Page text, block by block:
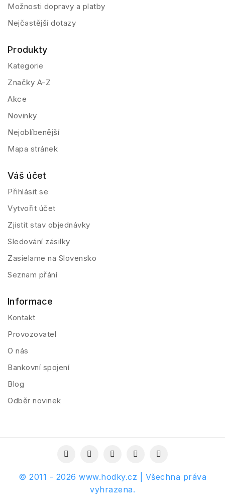
Možnosti dopravy a platby
Nejčastější dotazy
Produkty
Kategorie
Značky A-Z
Akce
Novinky
Nejoblíbenější
Mapa stránek
Váš účet
Přihlásit se
Vytvořit účet
Zjistit stav objednávky
Sledování zásilky
Zasielame na Slovensko
Seznam přání
Informace
Kontakt
Provozovatel
O nás
Bankovní spojení
Blog
Odběr novinek
© 2011 - 2026 www.hodky.cz | Všechna práva
vyhrazena.